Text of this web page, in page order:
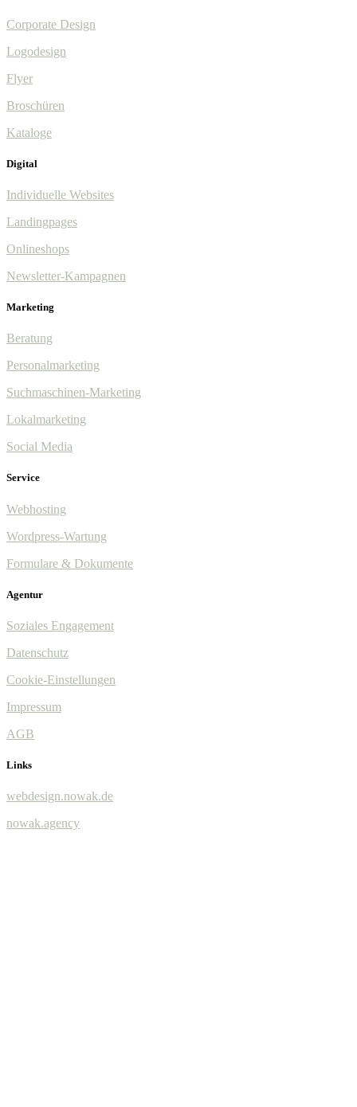
Corporate Design
Logodesign
Flyer
Broschüren
Kataloge
Digital
Individuelle Websites
Landingpages
Onlineshops
Newsletter-Kampagnen
Marketing
Beratung
Personalmarketing
Suchmaschinen-Marketing
Lokalmarketing
Social Media
Service
Webhosting
Wordpress-Wartung
Formulare & Dokumente
Agentur
Soziales Engagement
Datenschutz
Cookie-Einstellungen
Impressum
AGB
Links
webdesign.nowak.de
nowak.agency